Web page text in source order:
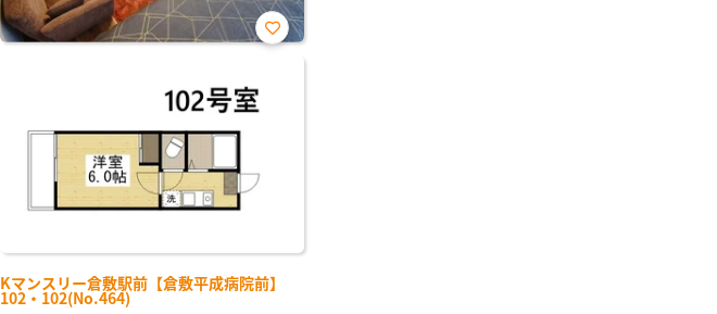
Kマンスリー倉敷駅前【倉敷平成病院前】
102・102(No.464)
お気
り登
録